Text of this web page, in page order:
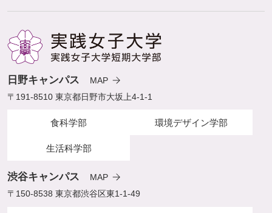
日野キャンパス
MAP
〒191-8510 東京都日野市大坂上4-1-1
食科学部 環境デザイン学部
生活科学部
渋谷キャンパス
MAP
〒150-8538 東京都渋谷区東1-1-49